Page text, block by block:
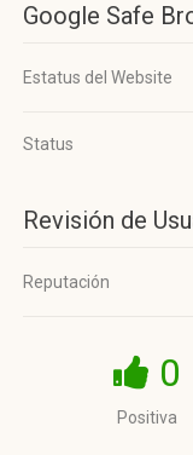
Google Safe
Estatus del Website
Status
Revisión de
Reputación
0
Positiva